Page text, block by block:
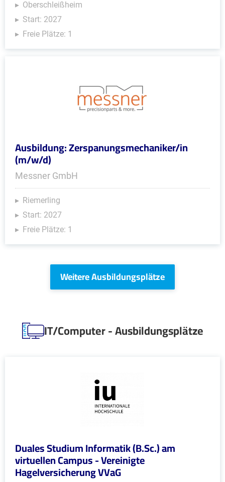
Oberschleißheim
Start: 2027
Freie Plätze: 1
Ausbildung: Zerspanungsmechaniker/in
(m/w/d)
Messner GmbH
Riemerling
Start: 2027
Freie Plätze: 1
Weitere Ausbildungsplätze
IT/Computer - Ausbildungsplätze
Duales Studium Informatik (B.Sc.) am
virtuellen Campus - Vereinigte
Hagelversicherung VVaG